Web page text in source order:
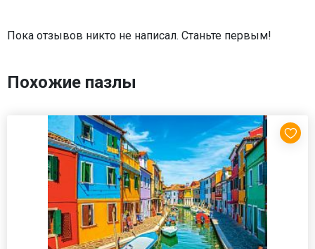
Пока отзывов никто не написал. Станьте первым!
Похожие пазлы